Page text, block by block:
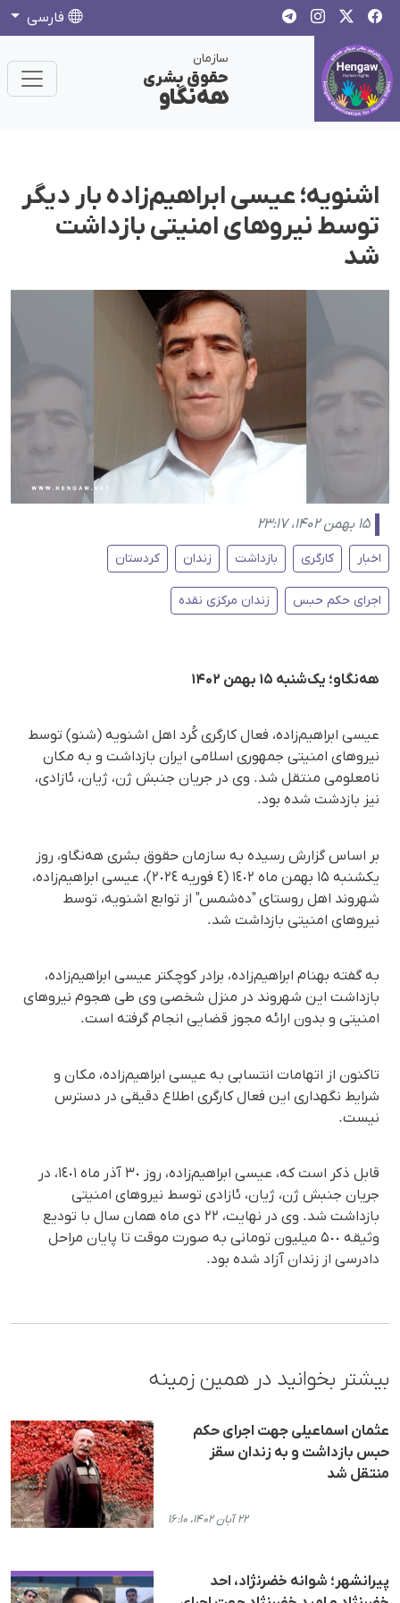
فارسی
سازمان
حقوق بشری
هەنگاو
اشنویه؛ عیسی ابراهیم‌زاده بار دیگر
توسط نیروهای امنیتی بازداشت
شد
۱۵ بهمن ۱۴۰۲، ۲۳:۱۷
اخبار کارگری بازداشت زندان کردستان
اجرای حکم حبس زندان مرکزی نقده
هه‌نگاو؛ یک‌شنبه ۱۵ بهمن ۱۴۰۲
عیسی ابراهیم‌زاده، فعال کارگری کُرد اهل اشنویه (شنو) توسط
نیروهای امنیتی جمهوری اسلامی ایران بازداشت و به مکان
نامعلومی منتقل شد. وی در جریان جنبش ژن، ژیان، ئازادی،
نیز بازدشت شده بود.
بر اساس گزارش رسیده به سازمان حقوق بشری هه‌نگاو، روز
یکشنبه ١۵ بهمن ماه ١٤٠٢ (٤ فوریه ٢٠٢٤)، عیسی ابراهیم‌زاده،
شهروند اهل روستای "ده‌شمس" از توابع اشنویه، توسط
نیروهای امنیتی بازداشت شد.
به گفته بهنام ابراهیم‌زاده، برادر کوچکتر عیسی ابراهیم‌زاده،
بازداشت این شهروند در منزل شخصی وی طی هجوم نیروهای
امنیتی و بدون ارائه مجوز قضایی انجام گرفته است.
تاکنون از اتهامات انتسابی به عیسی ابراهیم‌زاده، مکان و
شرایط نگهداری این فعال کارگری اطلاع دقیقی در دسترس
نیست.
قابل ذکر است که، عیسی ابراهیم‌زاده، روز ٣٠ آذر ماه ١٤٠١، در
جریان جنبش ژن، ژیان، ئازادی توسط نیروهای امنیتی
بازداشت شد. وی در نهایت، ٢٢ دی ماه همان سال با تودیع
وثیقه ۵٠٠ میلیون تومانی به صورت موقت تا پایان مراحل
دادرسی از زندان آزاد شده بود.
بیشتر بخوانید در همین زمینه
عثمان اسماعیلی جهت اجرای حکم
حبس بازداشت و به زندان سقز
منتقل شد
۲۲ آبان ۱۴۰۲، ۱۶:۱۰
پیرانشهر؛ شوانه خضرنژاد، احد